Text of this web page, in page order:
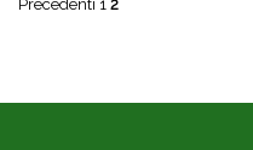
Precedenti 1 2